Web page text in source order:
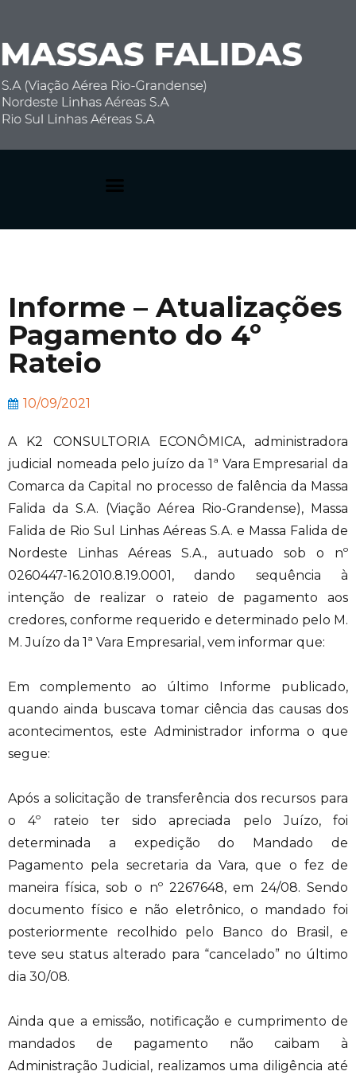
Informe – Atualizações
Pagamento do 4º
Rateio
10/09/2021
A K2 CONSULTORIA ECONÔMICA, administradora
judicial nomeada pelo juízo da 1ª Vara Empresarial da
Comarca da Capital no processo de falência da Massa
Falida da S.A. (Viação Aérea Rio-Grandense), Massa
Falida de Rio Sul Linhas Aéreas S.A. e Massa Falida de
Nordeste Linhas Aéreas S.A., autuado sob o nº
0260447-16.2010.8.19.0001, dando sequência à
intenção de realizar o rateio de pagamento aos
credores, conforme requerido e determinado pelo M.
M. Juízo da 1ª Vara Empresarial, vem informar que:
Em complemento ao último Informe publicado,
quando ainda buscava tomar ciência das causas dos
acontecimentos, este Administrador informa o que
segue:
Após a solicitação de transferência dos recursos para
o 4º rateio ter sido apreciada pelo Juízo, foi
determinada a expedição do Mandado de
Pagamento pela secretaria da Vara, que o fez de
maneira física, sob o nº 2267648, em 24/08. Sendo
documento físico e não eletrônico, o mandado foi
posteriormente recolhido pelo Banco do Brasil, e
teve seu status alterado para “cancelado” no último
dia 30/08.
Ainda que a emissão, notificação e cumprimento de
mandados de pagamento não caibam à
Administração Judicial, realizamos uma diligência até